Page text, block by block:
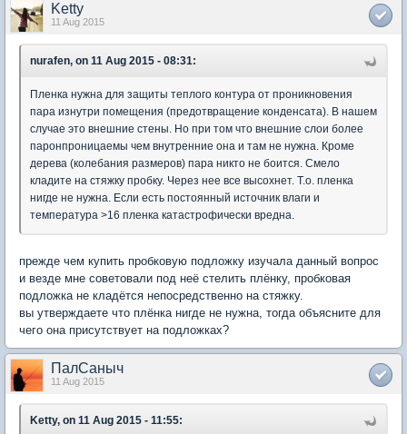
Ketty
11 Aug 2015
nurafen, on 11 Aug 2015 - 08:31:
Пленка нужна для защиты теплого контура от проникновения
пара изнутри помещения (предотвращение конденсата). В нашем
случае это внешние стены. Но при том что внешние слои более
паронпроницаемы чем внутренние она и там не нужна. Кроме
дерева (колебания размеров) пара никто не боится. Смело
кладите на стяжку пробку. Через нее все высохнет. Т.о. пленка
нигде не нужна. Если есть постоянный источник влаги и
температура >16 пленка катастрофически вредна.
прежде чем купить пробковую подложку изучала данный вопрос
и везде мне советовали под неё стелить плёнку, пробковая
подложка не кладётся непосредственно на стяжку.
вы утверждаете что плёнка нигде не нужна, тогда объясните для
чего она присутствует на подложках?
ПалСаныч
11 Aug 2015
Ketty, on 11 Aug 2015 - 11:55: